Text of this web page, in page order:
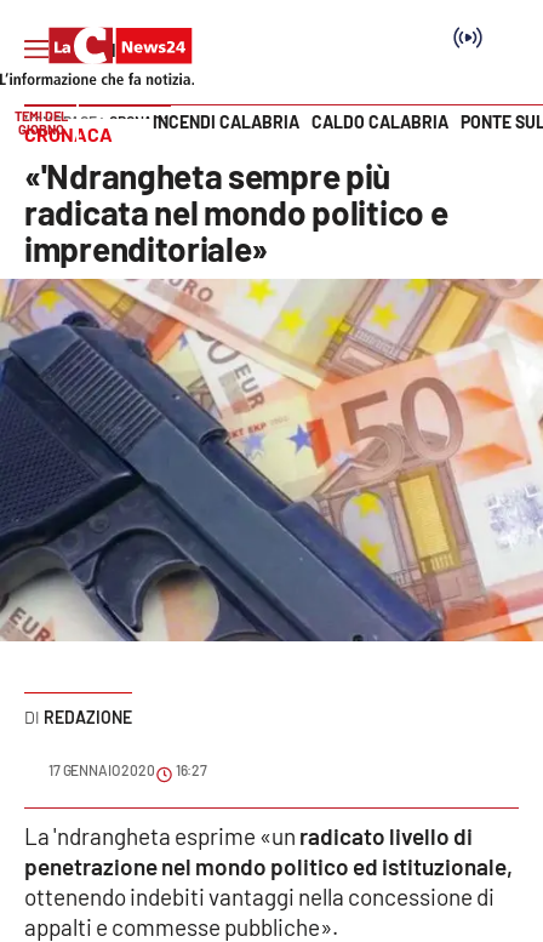
SEZIONI
Cronaca
Politica
Attualità
Economia e lavoro
Italia Mondo
Sanità
Sport
Meteo
Editoriali
Vai
TEMI DEL
GIORNO
INCENDI CALABRIA CALDO CALABRIA PONTE
HOME PAGE CRONACA
CRONACA
«'Ndrangheta sempre più
radicata nel mondo politico e
imprenditoriale»
REDAZIONE
17 GENNAIO 2020 16:27
La 'ndrangheta esprime «un radicato livello di
penetrazione nel mondo politico ed istituzionale,
ottenendo indebiti vantaggi nella concessione di
appalti e commesse pubbliche».